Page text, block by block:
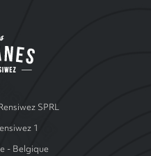
SPRL
1
- Belgique